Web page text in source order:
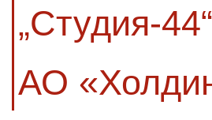
„Студия-
АО